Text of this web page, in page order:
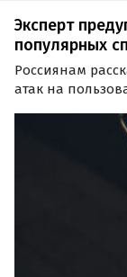
Эксперт
популярных
Россиянам
атак на
AURA
Вураско,